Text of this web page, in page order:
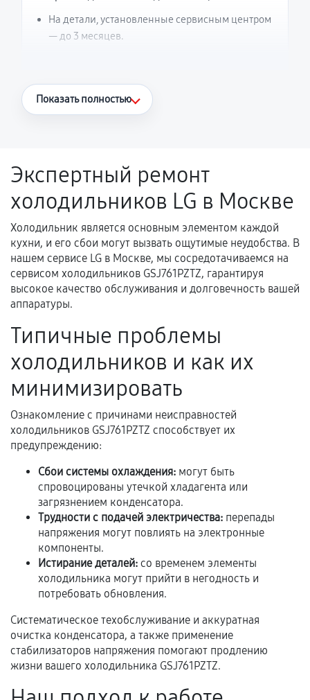
На детали, установленные сервисным центром
— до 3 месяцев.
Что считается гарантийным случаем
Поломка установленной детали при
нормальной эксплуатации в течение
гарантийного срока.
Несоответствие комплектующей заявленным
техническим характеристикам.
Документы для подтверждения
Акт выполненных работ с датой, перечнем
услуг и сроком гарантии.
Документы на установленные комплектующие
и кассовый чек.
Расширенная гарантия
В некоторых случаях возможно оформление
расширенной гарантии. Стоимость, сроки и
условия продления согласовываются отдельно и
фиксируются в документах.
Когда гарантия не действует
Нарушение правил эксплуатации,
механические повреждения, попадание влаги,
Показать полностью
Экспертный ремонт
холодильников LG в Москве
Холодильник является основным элементом каждой
кухни, и его сбои могут вызвать ощутимые неудобства. В
нашем сервисе LG в Москве, мы сосредотачиваемся на
сервисом холодильников GSJ761PZTZ, гарантируя
высокое качество обслуживания и долговечность вашей
аппаратуры.
Типичные проблемы
холодильников и как их
минимизировать
Ознакомление с причинами неисправностей
холодильников GSJ761PZTZ способствует их
предупреждению:
Сбои системы охлаждения: могут быть
спровоцированы утечкой хладагента или
загрязнением конденсатора.
Трудности с подачей электричества: перепады
напряжения могут повлиять на электронные
компоненты.
Истирание деталей: со временем элементы
холодильника могут прийти в негодность и
потребовать обновления.
Систематическое техобслуживание и аккуратная
очистка конденсатора, а также применение
стабилизаторов напряжения помогают продлению
жизни вашего холодильника GSJ761PZTZ.